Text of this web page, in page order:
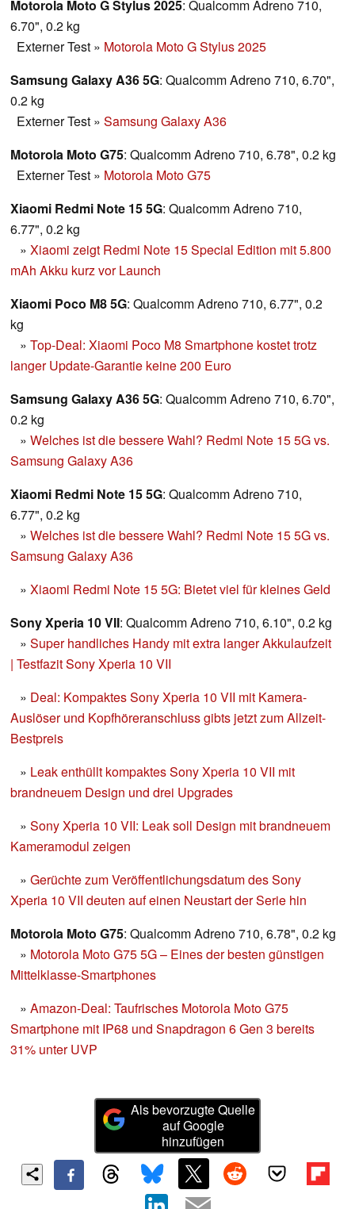
Motorola Moto G Stylus 2025: Qualcomm Adreno 710,
6.70", 0.2 kg
Externer Test » Motorola Moto G Stylus 2025
Samsung Galaxy A36 5G: Qualcomm Adreno 710, 6.70",
0.2 kg
Externer Test » Samsung Galaxy A36
Motorola Moto G75: Qualcomm Adreno 710, 6.78", 0.2 kg
Externer Test » Motorola Moto G75
Xiaomi Redmi Note 15 5G: Qualcomm Adreno 710,
6.77", 0.2 kg
» Xiaomi zeigt Redmi Note 15 Special Edition mit 5.800
mAh Akku kurz vor Launch
Xiaomi Poco M8 5G: Qualcomm Adreno 710, 6.77", 0.2
kg
» Top-Deal: Xiaomi Poco M8 Smartphone kostet trotz
langer Update-Garantie keine 200 Euro
Samsung Galaxy A36 5G: Qualcomm Adreno 710, 6.70",
0.2 kg
» Welches ist die bessere Wahl? Redmi Note 15 5G vs.
Samsung Galaxy A36
Xiaomi Redmi Note 15 5G: Qualcomm Adreno 710,
6.77", 0.2 kg
» Welches ist die bessere Wahl? Redmi Note 15 5G vs.
Samsung Galaxy A36
» Xiaomi Redmi Note 15 5G: Bietet viel für kleines Geld
Sony Xperia 10 VII: Qualcomm Adreno 710, 6.10", 0.2 kg
» Super handliches Handy mit extra langer Akkulaufzeit
| Testfazit Sony Xperia 10 VII
» Deal: Kompaktes Sony Xperia 10 VII mit Kamera-
Auslöser und Kopfhöreranschluss gibts jetzt zum Allzeit-
Bestpreis
» Leak enthüllt kompaktes Sony Xperia 10 VII mit
brandneuem Design und drei Upgrades
» Sony Xperia 10 VII: Leak soll Design mit brandneuem
Kameramodul zeigen
» Gerüchte zum Veröffentlichungsdatum des Sony
Xperia 10 VII deuten auf einen Neustart der Serie hin
Motorola Moto G75: Qualcomm Adreno 710, 6.78", 0.2 kg
» Motorola Moto G75 5G – Eines der besten günstigen
Mittelklasse-Smartphones
» Amazon-Deal: Taufrisches Motorola Moto G75
Smartphone mit IP68 und Snapdragon 6 Gen 3 bereits
31% unter UVP
Als bevorzugte Quelle
auf Google
hinzufügen